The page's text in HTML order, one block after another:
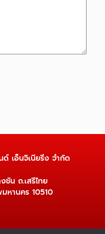
เอ็นจิเนียริ่ง จำกัด
น ถ.เสรีไทย
หานคร 10510